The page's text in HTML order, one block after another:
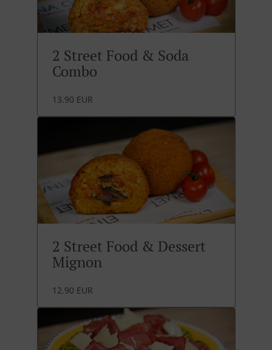
2 Street Food & Soda
Combo
13.90 EUR
2 Street Food & Dessert
Mignon
12.90 EUR